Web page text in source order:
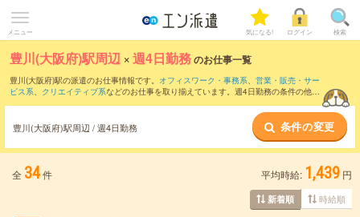
メニュー 気になる! ログイン 検索
豊川(大阪府)駅周辺 ×週4日勤務のお仕事一覧
豊川(大阪府)駅の派遣のお仕事情報です。 オフィスワーク・事務系、 営業・販売・サー
ビス系、 クリエイティブ系などのお仕事を取り揃えています。週4日勤務の条件の他
豊川(大阪府)駅周辺 / 週4日勤務 条件の変更
全 34件 平均時給: 1,439 円
新着順 時給順